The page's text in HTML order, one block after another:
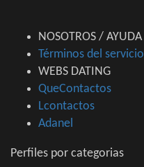
NOSOTROS / AYUDA
Términos del servicio
WEBS DATING
QueContactos
Lcontactos
Adanel
Perfiles por categorias